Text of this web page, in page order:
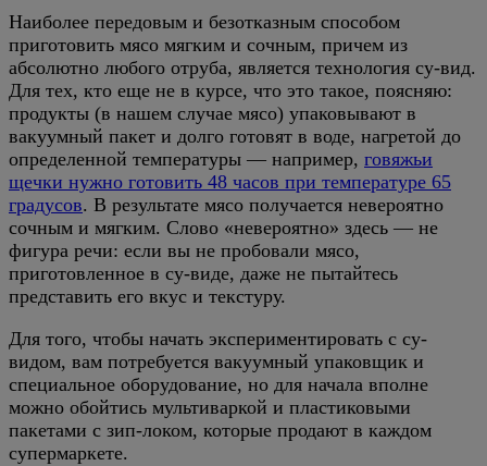
Наиболее передовым и безотказным способом
приготовить мясо мягким и сочным, причем из
абсолютно любого отруба, является технология су-вид.
Для тех, кто еще не в курсе, что это такое, поясняю:
продукты (в нашем случае мясо) упаковывают в
вакуумный пакет и долго готовят в воде, нагретой до
определенной температуры — например, говяжьи
щечки нужно готовить 48 часов при температуре 65
градусов. В результате мясо получается невероятно
сочным и мягким. Слово «невероятно» здесь — не
фигура речи: если вы не пробовали мясо,
приготовленное в су-виде, даже не пытайтесь
представить его вкус и текстуру.
Для того, чтобы начать экспериментировать с су-
видом, вам потребуется вакуумный упаковщик и
специальное оборудование, но для начала вполне
можно обойтись мультиваркой и пластиковыми
пакетами с зип-локом, которые продают в каждом
супермаркете.